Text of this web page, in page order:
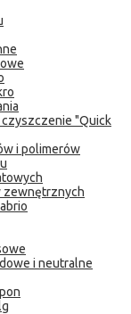
"Quick
i polimerów
zewnętrznych
i neutralne